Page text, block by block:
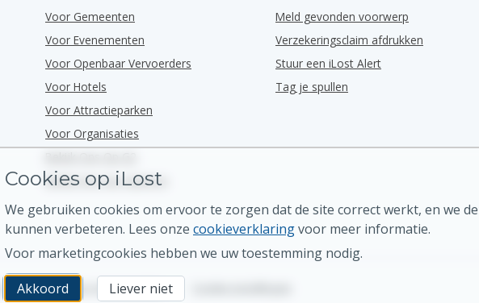
Voor Gemeenten
Voor Evenementen
Voor Openbaar Vervoerders
Voor Hotels
Voor Attractieparken
Voor Organisaties
Bekijk Ons Op Capterra
Meld gevonden voorwerp
Verzekeringsclaim afdrukken
Stuur een iLost Alert
Tag je spullen
• Algemene Voorwaarden
Cookies op iLost
We gebruiken cookies om ervoor te zorgen dat de site correct werkt, en we
kunnen verbeteren. Lees onze cookieverklaringvoor meer informatie.
Voor marketingcookies hebben we uw toestemming nodig.
Akkoord
Liever niet